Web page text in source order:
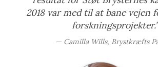
2018 var med til at bane vejen
forskningsprojekter.”
Camilla Wills, Brystkræfts